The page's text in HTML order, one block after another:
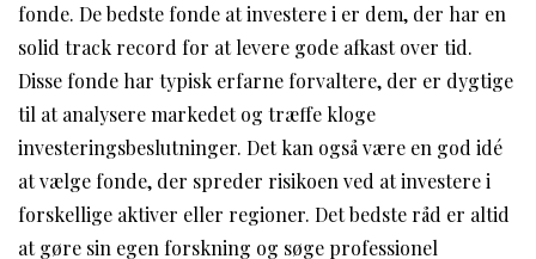
fonde. De bedste fonde at investere i er dem, der har en
solid track record for at levere gode afkast over tid.
Disse fonde har typisk erfarne forvaltere, der er dygtige
til at analysere markedet og træffe kloge
investeringsbeslutninger. Det kan også være en god idé
at vælge fonde, der spreder risikoen ved at investere i
forskellige aktiver eller regioner. Det bedste råd er altid
at gøre sin egen forskning og søge professionel